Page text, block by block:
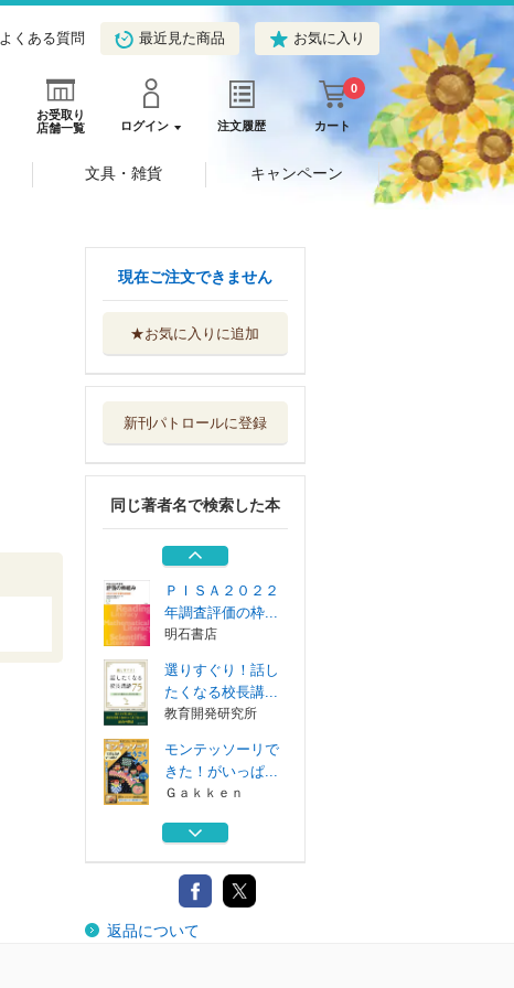
よくある質問 最近見た商品 お気に入り
お受取り
店舗一覧
ログイン 注文履歴 カート
0
文具・雑貨 キャンペーン
現在ご注文できません
★お気に入りに追加
新刊パトロールに登録
同じ著者名で検索した本
モンテッソーリで
きた！がいっぱ...
モンテッソーリシ
Ｇａｋｋｅｎ
モンテッソーリは
じめてのシール...
Ｇａｋｋｅｎ
ＰＩＳＡ２０２２
年調査評価の枠...
明石書店
選りすぐり！話し
たくなる校長講...
教育開発研究所
モンテッソーリで
きた！がいっぱ...
Ｇａｋｋｅｎ
モンテッソーリシ
Ｇａｋｋｅｎ
モンテッソーリは
じめてのシール...
返品について